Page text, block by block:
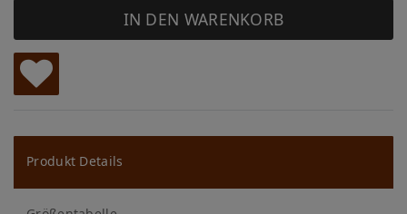
IN DEN WARENKORB
W
u
ns
ch
Produkt Details